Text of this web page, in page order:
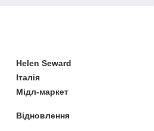
Helen Seward
Італія
Мідл-маркет
Відновлення